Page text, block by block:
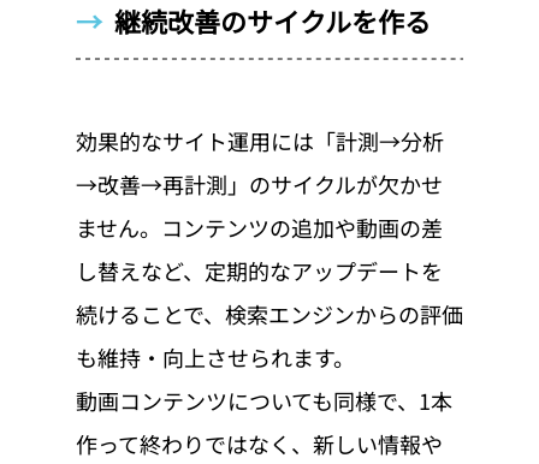
→ 継続改善のサイクルを作る
効果的なサイト運用には「計測→分析
→改善→再計測」のサイクルが欠かせ
ません。コンテンツの追加や動画の差
し替えなど、定期的なアップデートを
続けることで、検索エンジンからの評価
も維持・向上させられます。
動画コンテンツについても同様で、1本
作って終わりではなく、新しい情報や